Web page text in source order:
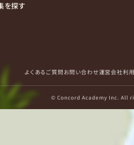
を探す
よくあるご質問お問い合わせ運営会社利
© Concord Academy Inc. All